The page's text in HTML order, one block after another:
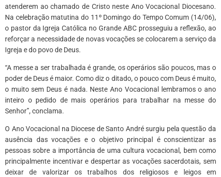
atenderem ao chamado de Cristo neste Ano Vocacional Diocesano.
Na celebração matutina do 11º Domingo do Tempo Comum (14/06),
o pastor da Igreja Católica no Grande ABC prosseguiu a reflexão, ao
reforçar a necessidade de novas vocações se colocarem a serviço da
Igreja e do povo de Deus.
“A messe a ser trabalhada é grande, os operários são poucos, mas o
poder de Deus é maior. Como diz o ditado, o pouco com Deus é muito,
o muito sem Deus é nada. Neste Ano Vocacional lembramos o ano
inteiro o pedido de mais operários para trabalhar na messe do
Senhor”, conclama.
O Ano Vocacional na Diocese de Santo André surgiu pela questão da
ausência das vocações e o objetivo principal é conscientizar as
pessoas sobre a importância de uma cultura vocacional, bem como
principalmente incentivar e despertar as vocações sacerdotais, sem
deixar de valorizar os trabalhos dos religiosos e leigos em